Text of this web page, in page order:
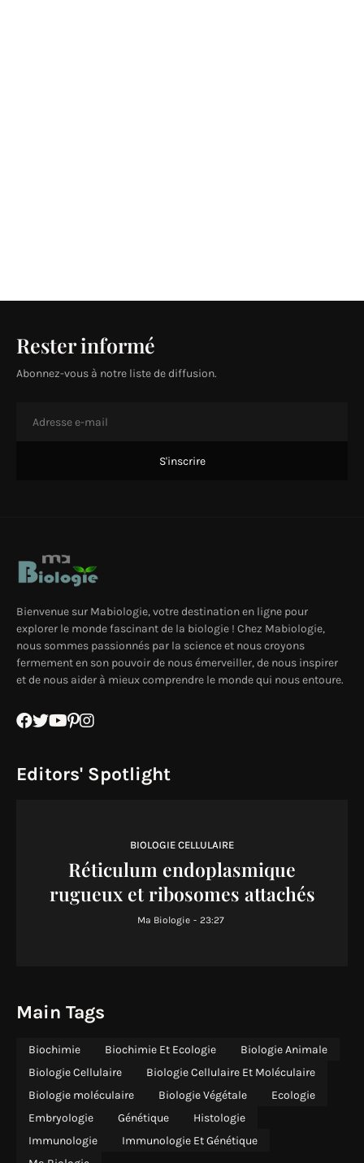
Rester informé
Abonnez-vous à notre liste de diffusion.
Bienvenue sur Mabiologie, votre destination en ligne pour
explorer le monde fascinant de la biologie ! Chez Mabiologie,
nous sommes passionnés par la science et nous croyons
fermement en son pouvoir de nous émerveiller, de nous inspirer
et de nous aider à mieux comprendre le monde qui nous entoure.
Editors' Spotlight
BIOLOGIE CELLULAIRE
Réticulum endoplasmique
rugueux et ribosomes attachés
Ma Biologie - 23:27
Main Tags
Biochimie Biochimie Et Ecologie
Biologie Animale
Biologie Cellulaire
Biologie Cellulaire Et Moléculaire
Biologie moléculaire
Biologie Végétale
Ecologie
Embryologie
Génétique
Histologie
Immunologie
Immunologie Et Génétique